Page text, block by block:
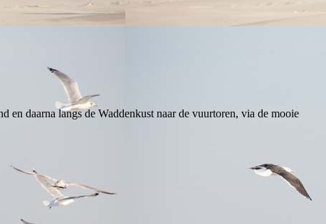
en daarna langs de Waddenkust naar de vuurtoren, via de mooie